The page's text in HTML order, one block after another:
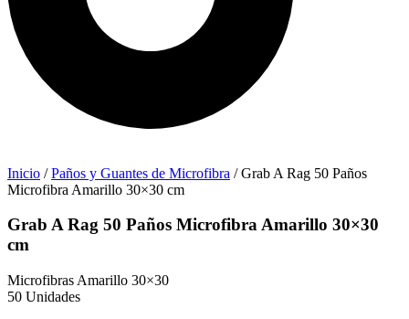
Inicio /Paños y Guantes de Microfibra / Grab A Rag 50 Paños
Microfibra Amarillo 30×30 cm
Grab A Rag 50 Paños Microfibra Amarillo 30×30
cm
Microfibras Amarillo 30×30
50 Unidades